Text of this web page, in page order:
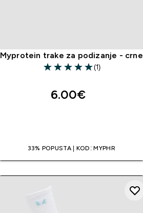
Myprotein trake za podizanje - crne
5 out of 5 stars
(1)
6.00€‎
33% POPUSTA | KOD: MYPHR